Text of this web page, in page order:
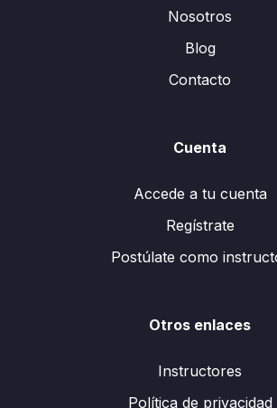
Nosotros
Blog
Contacto
Cuenta
Accede a tu cuenta
Regístrate
Postúlate como
Otros enlaces
Instructores
Política de privacidad